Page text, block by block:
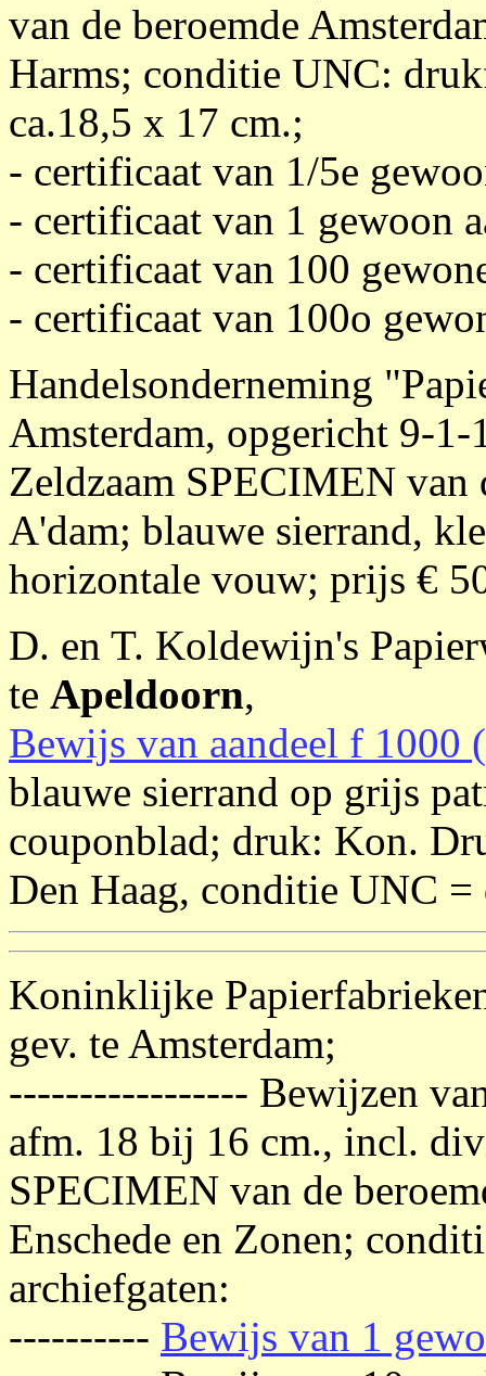
van de beroemde
Harms; conditie UNC:
ca.18,5 x 17 cm.;
- certificaat van 1/5e
- certificaat van 1 gewoon
- certificaat van 100
- certificaat van 100o
Handelsonderneming
Amsterdam, opgericht 9-
Zeldzaam SPECIMEN van
A'dam; blauwe sierrand,
horizontale vouw; prijs €
D. en T. Koldewijn's
te Apeldoorn,
Bewijs van aandeel f 1000
blauwe sierrand op grijs
couponblad; druk: Kon.
Den Haag, conditie UNC
Koninklijke
gev. te Amsterdam;
----------------- Bewijzen
afm. 18 bij 16 cm., incl.
SPECIMEN van de
Enschede en Zonen;
archiefgaten:
---------- Bewijs van 1